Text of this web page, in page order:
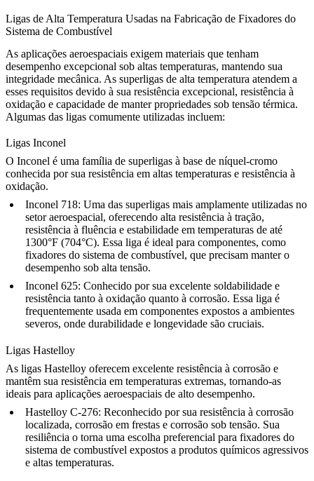
Ligas de Alta Temperatura Usadas na Fabricação de Fixadores do
Sistema de Combustível
As aplicações aeroespaciais exigem materiais que tenham
desempenho excepcional sob altas temperaturas, mantendo sua
integridade mecânica. As superligas de alta temperatura atendem a
esses requisitos devido à sua resistência excepcional, resistência à
oxidação e capacidade de manter propriedades sob tensão térmica.
Algumas das ligas comumente utilizadas incluem:
Ligas Inconel
O Inconel é uma família de superligas à base de níquel-cromo
conhecida por sua resistência em altas temperaturas e resistência à
oxidação.
Inconel 718: Uma das superligas mais amplamente utilizadas no
setor aeroespacial, oferecendo alta resistência à tração,
resistência à fluência e estabilidade em temperaturas de até
1300°F (704°C). Essa liga é ideal para componentes, como
fixadores do sistema de combustível, que precisam manter o
desempenho sob alta tensão.
Inconel 625: Conhecido por sua excelente soldabilidade e
resistência tanto à oxidação quanto à corrosão. Essa liga é
frequentemente usada em componentes expostos a ambientes
severos, onde durabilidade e longevidade são cruciais.
Ligas Hastelloy
As ligas Hastelloy oferecem excelente resistência à corrosão e
mantêm sua resistência em temperaturas extremas, tornando-as
ideais para aplicações aeroespaciais de alto desempenho.
Hastelloy C-276: Reconhecido por sua resistência à corrosão
localizada, corrosão em frestas e corrosão sob tensão. Sua
resiliência o torna uma escolha preferencial para fixadores do
sistema de combustível expostos a produtos químicos agressivos
e altas temperaturas.